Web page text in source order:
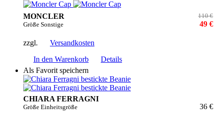
MONCLER
Größe Sonstige
110 €
49 €
zzgl.
Versandkosten
In den Warenkorb
Details
Als Favorit speichern
CHIARA FERRAGNI
Größe Einheitsgröße 36 €